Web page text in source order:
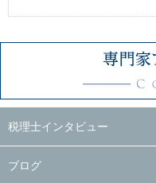
税理士インタビュー
ブログ